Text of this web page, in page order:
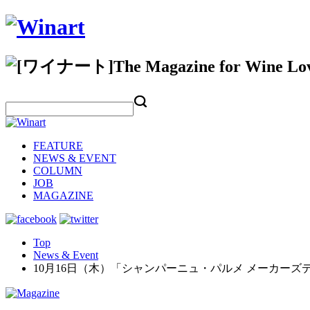
FEATURE
NEWS & EVENT
COLUMN
JOB
MAGAZINE
Top
News & Event
10月16日（木）「シャンパーニュ・パルメ メーカーズ